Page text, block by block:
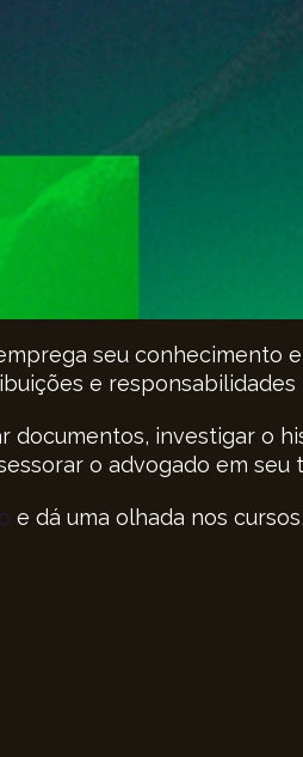
seu conhecimento
e responsabilidades
documentos, investigar o
o advogado em seu
e dá uma olhada nos